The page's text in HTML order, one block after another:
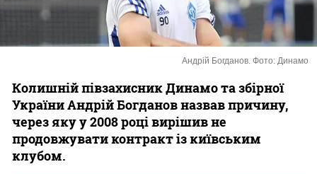
Андрій Богданов. Фото: Динамо
Колишній півзахисник Динамо та збірної
України Андрій Богданов назвав причину,
через яку у 2008 році вирішив не
продовжувати контракт із київським
клубом.